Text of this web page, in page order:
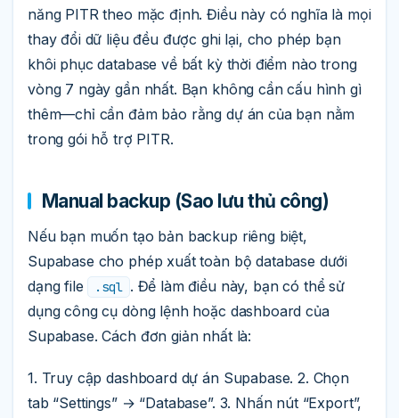
năng PITR theo mặc định. Điều này có nghĩa là mọi
thay đổi dữ liệu đều được ghi lại, cho phép bạn
khôi phục database về bất kỳ thời điểm nào trong
vòng 7 ngày gần nhất. Bạn không cần cấu hình gì
thêm—chỉ cần đảm bảo rằng dự án của bạn nằm
trong gói hỗ trợ PITR.
Manual backup (Sao lưu thủ công)
Nếu bạn muốn tạo bản backup riêng biệt,
Supabase cho phép xuất toàn bộ database dưới
dạng file
.sql . Để làm điều này, bạn có thể sử
dụng công cụ dòng lệnh hoặc dashboard của
Supabase. Cách đơn giản nhất là:
1. Truy cập dashboard dự án Supabase. 2. Chọn
tab “Settings” → “Database”. 3. Nhấn nút “Export”,